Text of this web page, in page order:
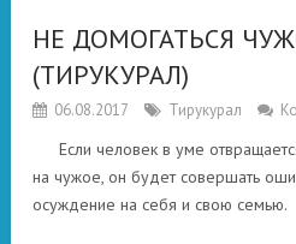
НЕ ДОМОГАТЬСЯ
(ТИРУКУРАЛ)
06.08.2017 Тирукурал
Если человек в уме
на чужое, он будет совершать
осуждение на себя и свою семью.